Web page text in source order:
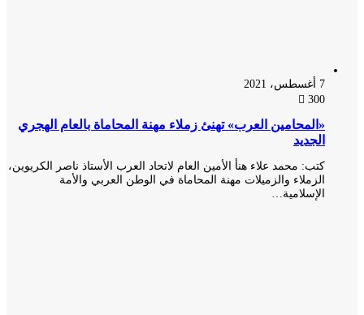
«المحامين العرب» تهنئ زملاء مهنة المحاماة بالعام الهجري
الجديد
كتب: محمد علاء هنأ الأمين العام لاتحاد العرب الأستاذ ناصر الكريوين،
الزملاء والزميلات مهنة المحاماة في الوطن العربي والأمة
الإسلامية…